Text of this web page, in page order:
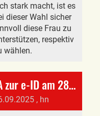
stark macht, ist es
dieser Wahl sicher
diese Frau zu
respektiv
wählen.
JA zur e-ID am 28. September
, hn